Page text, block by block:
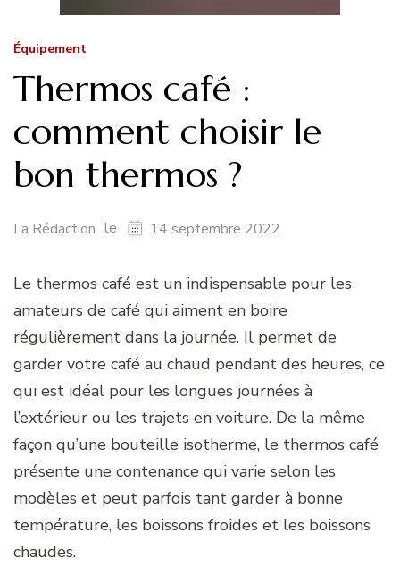
Équipement
Thermos café :
comment choisir le
bon thermos ?
La Rédaction le 14 septembre 2022
Le thermos café est un indispensable pour les
amateurs de café qui aiment en boire
régulièrement dans la journée. Il permet de
garder votre café au chaud pendant des heures, ce
qui est idéal pour les longues journées à
l’extérieur ou les trajets en voiture. De la même
façon qu’une bouteille isotherme, le thermos café
présente une contenance qui varie selon les
modèles et peut parfois tant garder à bonne
température, les boissons froides et les boissons
chaudes.